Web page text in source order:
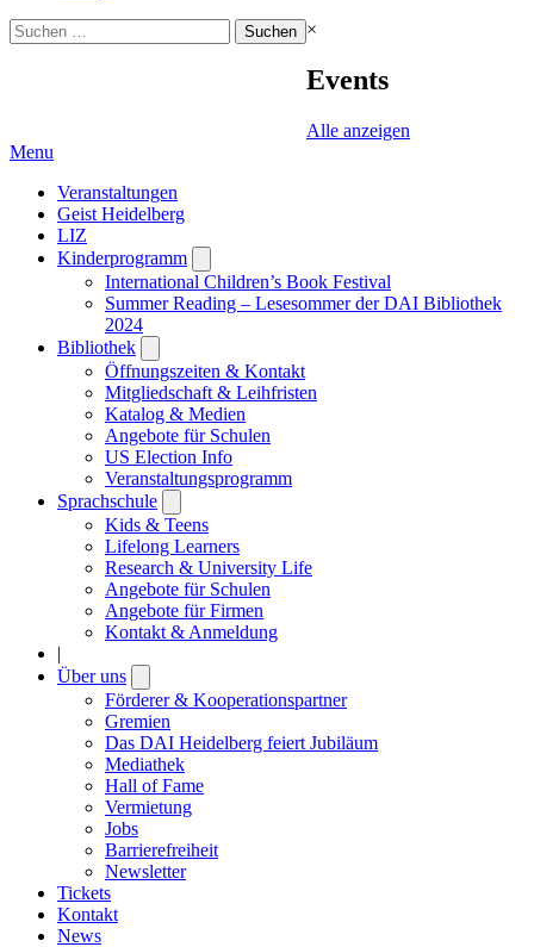
Suchen
nach:
×
Events
Alle anzeigen
Menu
Veranstaltungen
Geist Heidelberg
LIZ
Kinderprogramm
submenu
International Children’s Book Festival
Summer Reading – Lesesommer der DAI Bibliothek
2024
Bibliothek
submenu
Öffnungszeiten & Kontakt
Mitgliedschaft & Leihfristen
Katalog & Medien
Angebote für Schulen
US Election Info
Veranstaltungsprogramm
Sprachschule
submenu
Kids & Teens
Lifelong Learners
Research & University Life
Angebote für Schulen
Angebote für Firmen
Kontakt & Anmeldung
|
Über uns
submenu
Förderer & Kooperationspartner
Gremien
Das DAI Heidelberg feiert Jubiläum
Mediathek
Hall of Fame
Vermietung
Jobs
Barrierefreiheit
Newsletter
Tickets
Kontakt
News